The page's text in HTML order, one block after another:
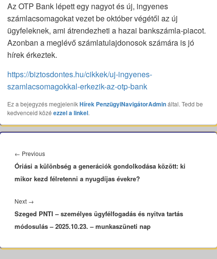
Az OTP Bank lépett egy nagyot és új, ingyenes
számlacsomagokat vezet be október végétől az új
ügyfeleknek, ami átrendezheti a hazai bankszámla-piacot.
Azonban a meglévő számlatulajdonosok számára is jó
hírek érkeztek.
https://biztosdontes.hu/cikkek/uj-ingyenes-
szamlacsomagokkal-erkezik-az-otp-bank
Ez a bejegyzés megjelenikHírek PenzügyiNavigátorAdmináltal. Tedd be
kedvenceid közé ezzel a linkel.
navigáció
← PreviousPrevious
post:
Óriási a különbség a generációk gondolkodása között: ki
mikor kezd félretenni a nyugdíjas évekre?
Next →
post:
Szeged PNTI – személyes ügyfélfogadás és nyitva tartás
módosulás – 2025.10.23. – munkaszüneti nap